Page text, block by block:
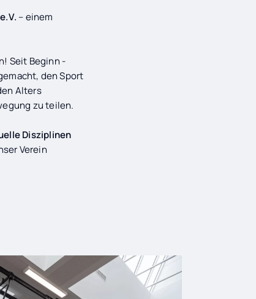
– einem
Seit Beginn -
den Sport
Alters
zu teilen.
Disziplinen
Verein